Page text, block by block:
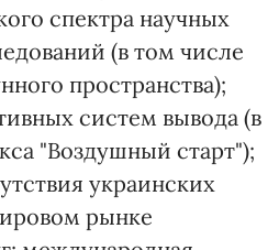
спектра научных
(в том числе
пространства);
систем вывода (в
"Воздушный старт");
украинских
рынке